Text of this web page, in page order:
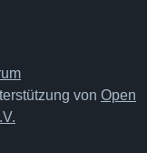
von Open